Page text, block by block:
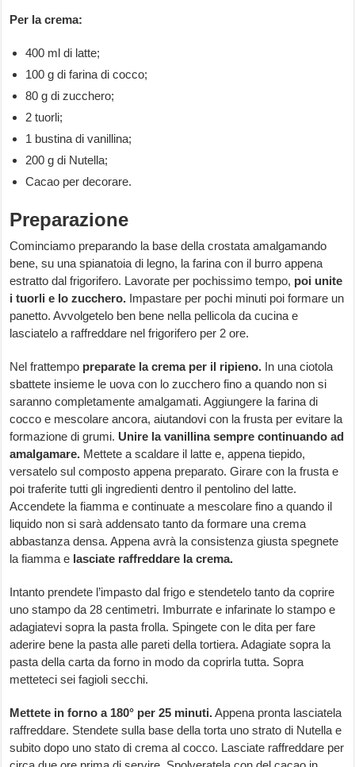
Per la crema:
400 ml di latte;
100 g di farina di cocco;
80 g di zucchero;
2 tuorli;
1 bustina di vanillina;
200 g di Nutella;
Cacao per decorare.
Preparazione
Cominciamo preparando la base della crostata amalgamando
bene, su una spianatoia di legno, la farina con il burro appena
estratto dal frigorifero. Lavorate per pochissimo tempo, poi unite
i tuorli e lo zucchero. Impastare per pochi minuti poi formare un
panetto. Avvolgetelo ben bene nella pellicola da cucina e
lasciatelo a raffreddare nel frigorifero per 2 ore.
Nel frattempo preparate la crema per il ripieno. In una ciotola
sbattete insieme le uova con lo zucchero fino a quando non si
saranno completamente amalgamati. Aggiungere la farina di
cocco e mescolare ancora, aiutandovi con la frusta per evitare la
formazione di grumi. Unire la vanillina sempre continuando ad
amalgamare. Mettete a scaldare il latte e, appena tiepido,
versatelo sul composto appena preparato. Girare con la frusta e
poi traferite tutti gli ingredienti dentro il pentolino del latte.
Accendete la fiamma e continuate a mescolare fino a quando il
liquido non si sarà addensato tanto da formare una crema
abbastanza densa. Appena avrà la consistenza giusta spegnete
la fiamma e lasciate raffreddare la crema.
Intanto prendete l’impasto dal frigo e stendetelo tanto da coprire
uno stampo da 28 centimetri. Imburrate e infarinate lo stampo e
adagiatevi sopra la pasta frolla. Spingete con le dita per fare
aderire bene la pasta alle pareti della tortiera. Adagiate sopra la
pasta della carta da forno in modo da coprirla tutta. Sopra
metteteci sei fagioli secchi.
Mettete in forno a 180° per 25 minuti.Appena pronta lasciatela
raffreddare. Stendete sulla base della torta uno strato di Nutella e
subito dopo uno stato di crema al cocco. Lasciate raffreddare per